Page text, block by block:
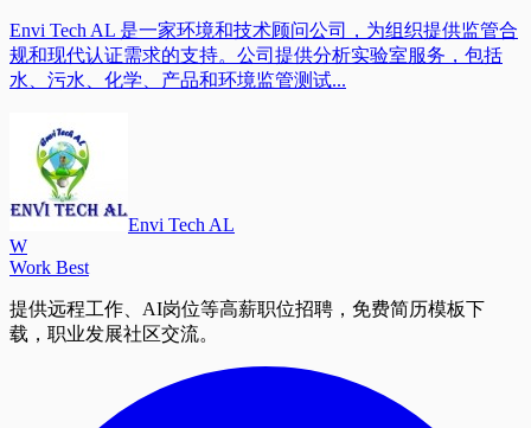
Envi Tech AL 是一家环境和技术顾问公司，为组织提供监管合
规和现代认证需求的支持。公司提供分析实验室服务，包括
水、污水、化学、产品和环境监管测试...
Envi Tech AL
W
Work Best
提供远程工作、AI岗位等高薪职位招聘，免费简历模板下
载，职业发展社区交流。